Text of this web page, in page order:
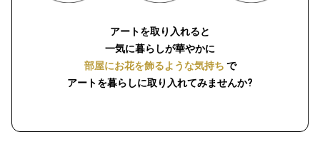
アートを取り入れると
一気に暮らしが華やかに
部屋にお花を飾るような気持ち で
アートを暮らしに取り入れてみませんか?